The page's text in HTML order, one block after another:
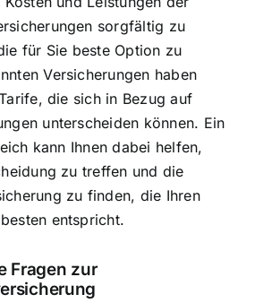
sorgfältig zu
für Sie beste Option zu
Versicherungen haben
die sich in Bezug auf
unterscheiden können. Ein
kann Ihnen dabei helfen,
zu treffen und die
zu finden, die Ihren
entspricht.
Fragen zur